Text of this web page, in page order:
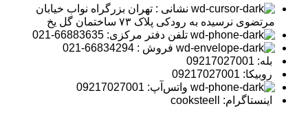
نشانی : تهران بزرگراه نواب خیابان
مرتضوی نرسیده به رودکی پلاک ۷۳ ساختمان گل یخ
تلفن دفتر مرکزی: 66883635-021
فروش : 66834294-021
بله: 09217027001
روبیکا: 09217027001
واتس‌آپ: 09217027001
اینستاگرام: cooksteell